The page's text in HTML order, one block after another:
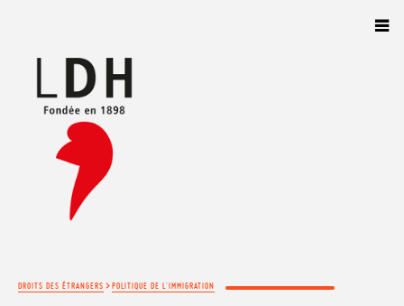
DROITS DES ÉTRANGERS >POLITIQUE DE L'IMMIGRATION